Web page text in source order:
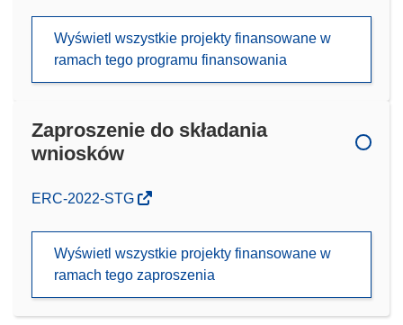
Wyświetl wszystkie projekty finansowane w
ramach tego programu finansowania
Zaproszenie do składania
wniosków
(odnośnik
nowym
ERC-2022-STG
Wyświetl wszystkie projekty finansowane w
ramach tego zaproszenia